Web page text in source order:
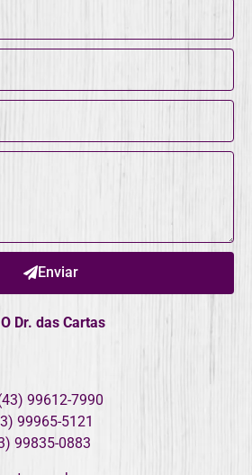
Enviar
Dr. das Cartas
99612-7990
99965-5121
99835-0883